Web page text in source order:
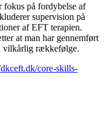
fokus på fordybelse af
supervision på
af EFT terapien.
at man har gennemført
vilkårlig rækkefølge.
core-skills-